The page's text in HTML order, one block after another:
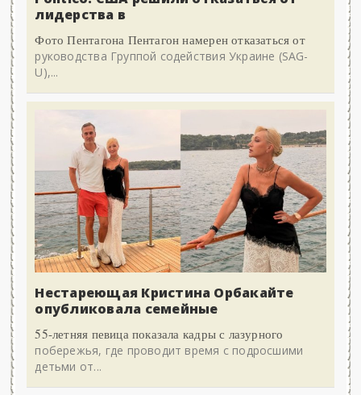
лидерства в
Фото Пентагона Пентагон намерен отказаться от
руководства Группой содействия Украине (SAG-
U),...
Нестареющая Кристина Орбакайте
опубликовала семейные
55-летняя певица показала кадры с лазурного
побережья, где проводит время с подросшими
детьми от...